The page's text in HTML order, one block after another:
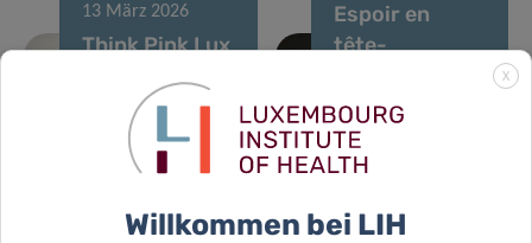
13 März 2026
Think Pink Lux
erneuert seine
Unterstützung
für die
Krebsforschung
Espoir en
tête-
Bedeutung der
Philanthropie
in der
11 März 2026
Patienteninklusive
X
Willkommen bei LIH